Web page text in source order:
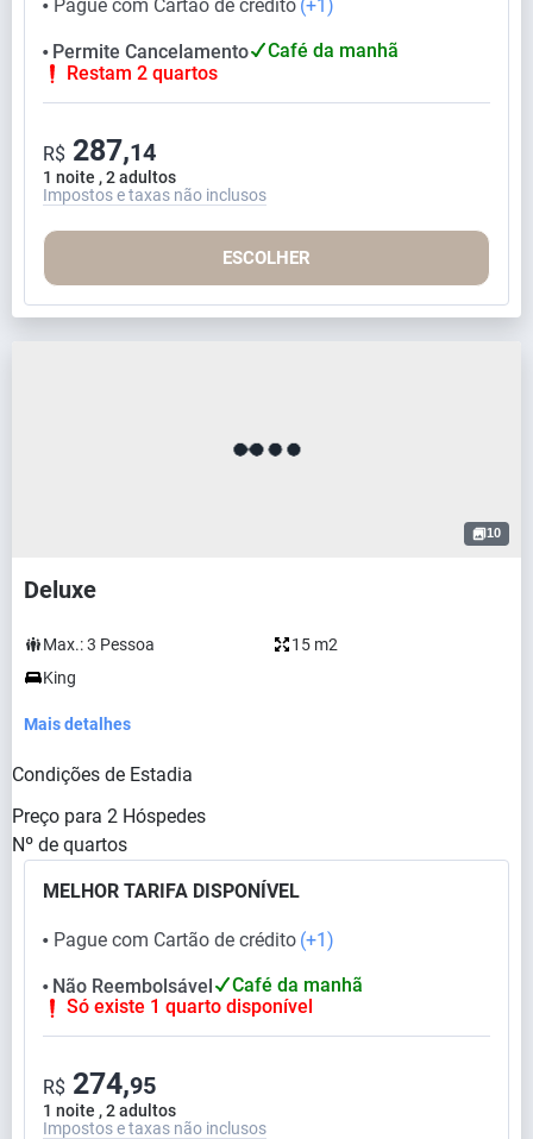
⬤ Pague com Cartão de crédito (+1)
⬤ Permite Cancelamento
Café da manhã
Restam 2 quartos
1 noite , 2 adultos
R$ 287,14
Impostos e taxas não inclusos
ESCOLHER
10
Deluxe
Max.:3 Pessoa
15 m2
King
Mais detalhes
Condições de Estadia
Preço para 2 Hóspedes
Nº de quartos
MELHOR TARIFA DISPONÍVEL
⬤ Pague com Cartão de crédito (+1)
⬤ Não Reembolsável
Café da manhã
Só existe 1 quarto disponível
1 noite , 2 adultos
R$ 274,95
Impostos e taxas não inclusos